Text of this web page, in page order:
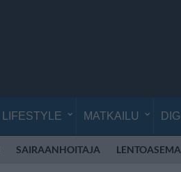
LIFESTYLE MATKAILU DIGI
SAIRAANHOITAJA LENTOASEMA